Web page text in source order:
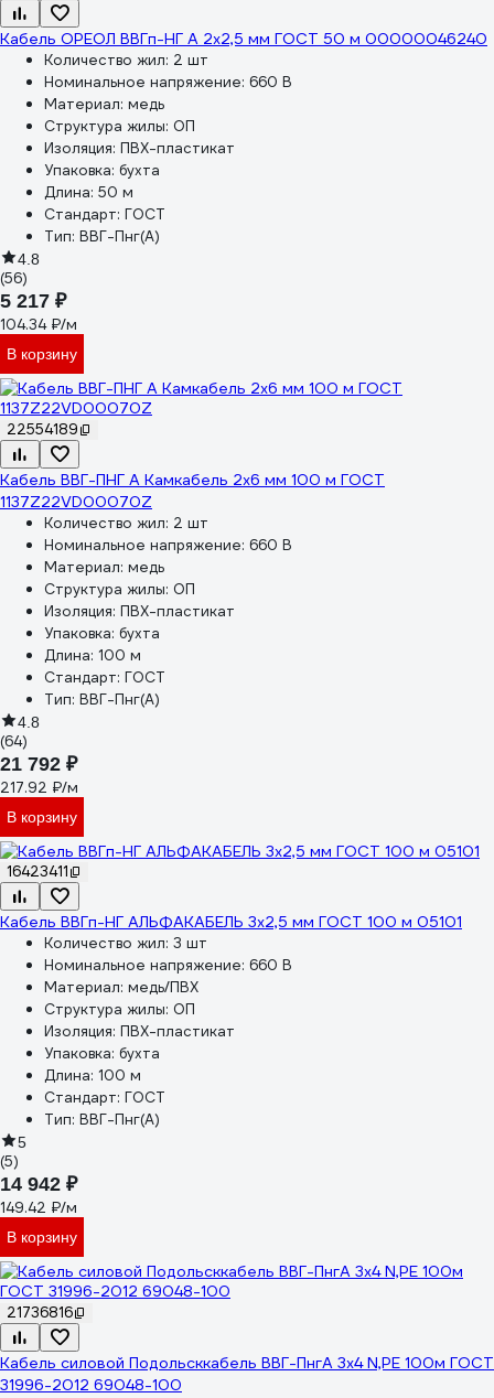
Кабель ОРЕОЛ ВВГп-НГ А 2х2,5 мм ГОСТ 50 м 00000046240
Количество жил: 2 шт
Номинальное напряжение: 660 В
Материал: медь
Структура жилы: ОП
Изоляция: ПВХ-пластикат
Упаковка: бухта
Длина: 50 м
Стандарт: ГОСТ
Тип: ВВГ-Пнг(А)
4.8
(56)
5 217 ₽
104.34 ₽/м
В корзину
22554189
Кабель ВВГ-ПНГ А Камкабель 2x6 мм 100 м ГОСТ
1137Z22VD00070Z
Количество жил: 2 шт
Номинальное напряжение: 660 В
Материал: медь
Структура жилы: ОП
Изоляция: ПВХ-пластикат
Упаковка: бухта
Длина: 100 м
Стандарт: ГОСТ
Тип: ВВГ-Пнг(А)
4.8
(64)
21 792 ₽
217.92 ₽/м
В корзину
16423411
Кабель ВВГп-НГ АЛЬФАКАБЕЛЬ 3х2,5 мм ГОСТ 100 м 05101
Количество жил: 3 шт
Номинальное напряжение: 660 В
Материал: медь/ПВХ
Структура жилы: ОП
Изоляция: ПВХ-пластикат
Упаковка: бухта
Длина: 100 м
Стандарт: ГОСТ
Тип: ВВГ-Пнг(А)
5
(5)
14 942 ₽
149.42 ₽/м
В корзину
21736816
Кабель силовой Подольсккабель ВВГ-ПнгА 3x4 N,PE 100м ГОСТ
31996-2012 69048-100